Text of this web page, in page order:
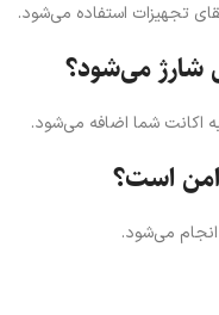
تجهیزات استفاده می‌شود.
اکانت شما اضافه می‌شود.
می‌شود.